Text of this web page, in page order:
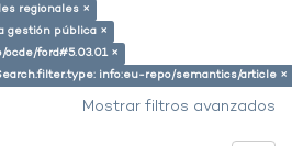
regionales ×
gestión pública ×
ford#5.03.01 ×
info:eu-repo/semantics/article ×
Mostrar filtros avanzados